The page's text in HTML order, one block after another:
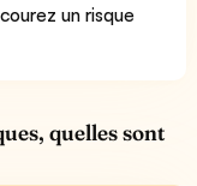
un risque
quelles sont